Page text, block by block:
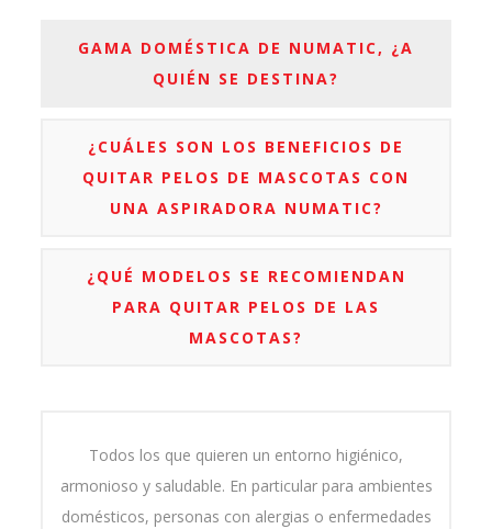
GAMA DOMÉSTICA DE NUMATIC, ¿A
QUIÉN SE DESTINA?
¿CUÁLES SON LOS BENEFICIOS DE
QUITAR PELOS DE MASCOTAS CON
UNA ASPIRADORA NUMATIC?
¿QUÉ MODELOS SE RECOMIENDAN
PARA QUITAR PELOS DE LAS
MASCOTAS?
Todos los que quieren un entorno higiénico,
armonioso y saludable. En particular para ambientes
domésticos, personas con alergias o enfermedades